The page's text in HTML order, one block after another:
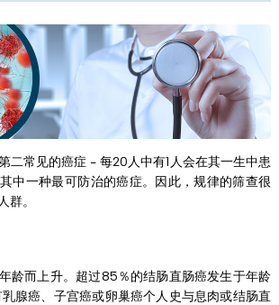
二常见的癌症 - 每20人中有1人会在其一生中患
中一种最可防治的癌症。因此，规律的筛查很
群。
龄而上升。超过85％的结肠直肠癌发生于年龄
腺癌、子宫癌或卵巢癌个人史与息肉或结肠直